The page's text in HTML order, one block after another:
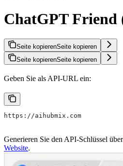
ChatGPT Friend
Seite kopierenSeite kopieren
Seite kopierenSeite kopieren
Geben Sie als API-URL ein:
https://aihubmix.com
Generieren Sie den API-Schlüssel über
Website.